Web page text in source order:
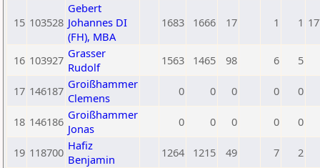
15 103528
Gebert
Johannes DI
(FH), MBA
1683 1666 17 1 1
16 103927 Grasser
Rudolf
1563 1465 98 6 5
17 146187 Groißhammer
Clemens
0 0 0 0 0
18 146186 Groißhammer
Jonas
0 0 0 0 0
19 118700 Hafiz
Benjamin
1264 1215 49 7 2